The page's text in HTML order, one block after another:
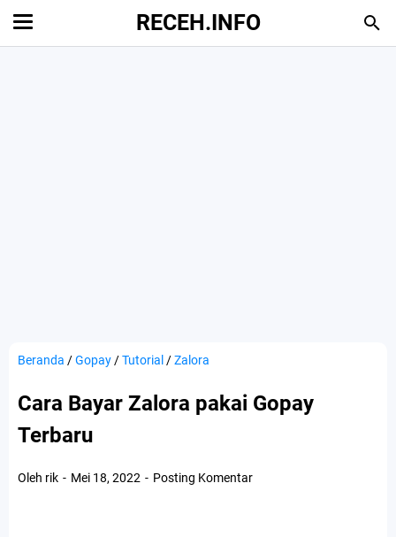
RECEH.INFO
Beranda /Gopay /Tutorial /Zalora
Cara Bayar Zalora pakai Gopay
Terbaru
Oleh rik Mei 18, 2022 Posting Komentar